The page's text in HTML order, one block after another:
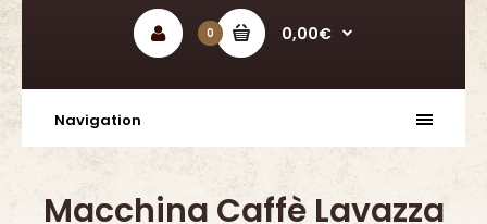
0 0,00€
Navigation
Macchina Caffè Lavazza